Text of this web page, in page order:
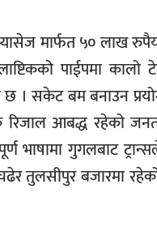
मार्फत ५० लाख
पाईपमा
। सकेट बम बनाउन
आबद्ध रहेको
भाषामा गुगलबाट
तुलसीपुर बजारमा